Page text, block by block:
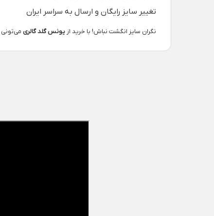
تغییر سایز رایگان و ارسال به سراسر ایران
نگران سایز انگشت نباش! با خرید از یونس گلد گالری می‌تونی